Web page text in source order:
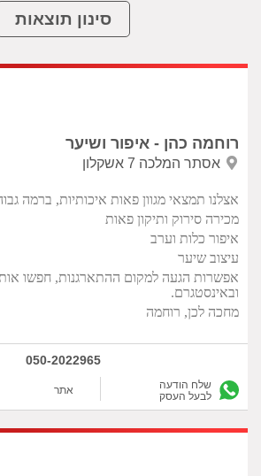
סינון תוצאות
רוחמה כהן - איפור ושיער
אסתר המלכה 7 אשקלון
אצלנו תמצאי מגוון פאות איכותיות, ברמה
מכירה סירוק ותיקון פאות
איפור כלות וערב
עיצוב שיער
אפשרות הגעה למקום ההתארגנות, חפשו
ובאינסטגרם.
מחכה לכן, רוחמה
050-2022965
שלח הודעה
לבעל העסק
אתר